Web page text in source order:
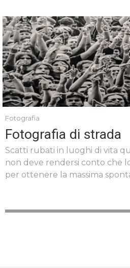
Fotografia
Fotografia di strada
Scatti rubati in luoghi di vita
non deve rendersi conto che
per ottenere la massima